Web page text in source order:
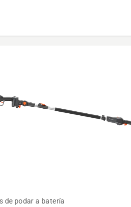
de podar a batería